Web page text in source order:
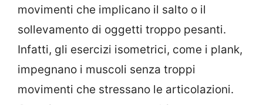
movimenti che implicano il salto o il
sollevamento di oggetti troppo pesanti.
Infatti, gli esercizi isometrici, come i plank,
impegnano i muscoli senza troppi
movimenti che stressano le articolazioni.